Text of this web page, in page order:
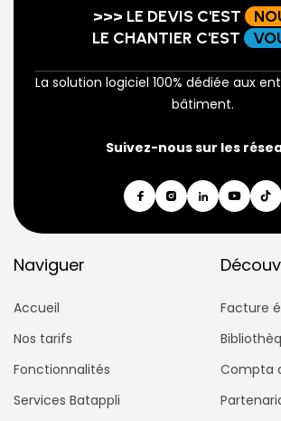
>>> LE DEVIS C'EST
LE CHANTIER C'EST
La solution logiciel 100% dédiée aux
bâtiment.
Suivez-nous sur les
Naviguer
Accueil
Nos tarifs
Fonctionnalités
Services Batappli
Facture
Compta